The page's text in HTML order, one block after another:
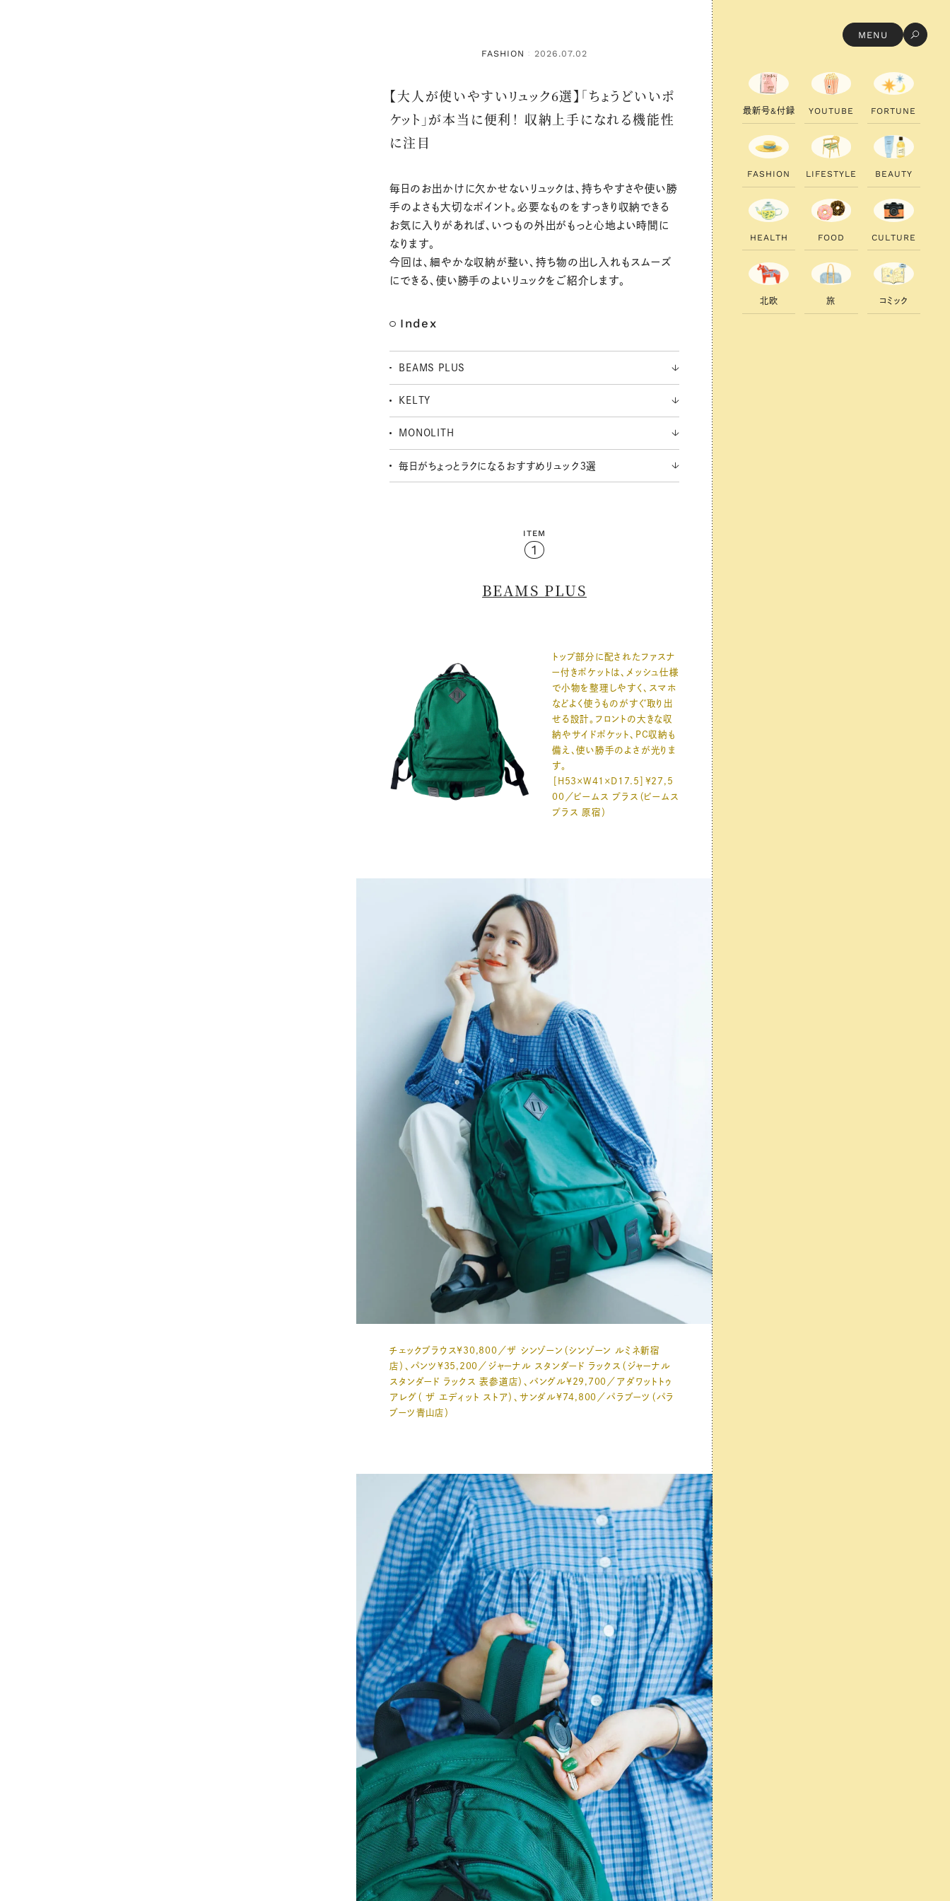
MENU
FASHION ： 2026.07.02
【大人が使いやすいリュック6選】「ちょうどいいポ
ケット」が本当に便利！ 収納上手になれる機能性
に注目
毎日のお出かけに欠かせないリュックは、持ちやすさや使い勝
手のよさも大切なポイント。必要なものをすっきり収納できる
お気に入りがあれば、いつもの外出がもっと心地よい時間に
なります。
今回は、細やかな収納が整い、持ち物の出し入れもスムーズ
にできる、使い勝手のよいリュックをご紹介します。
Index
BEAMS PLUS
KELTY
MONOLITH
毎日がちょっとラクになるおすすめリュック３選
ITEM
1
BEAMS PLUS
トップ部分に配されたファスナ
ー付きポケットは、メッシュ仕様
で小物を整理しやすく、スマホ
などよく使うものがすぐ取り出
せる設計。フロントの大きな収
納やサイドポケット、PC収納も
備え、使い勝手のよさが光りま
す。
［H53×W41×D17.5］¥27,5
00／ビームス プラス（ビームス
プラス 原宿）
チェックブラウス¥30,800／ザ シンゾーン（シンゾーン ルミネ新宿
店）、パンツ¥35,200／ジャーナル スタンダード ラックス（ジャーナル
スタンダード ラックス 表参道店）、バングル¥29,700／アダワットトゥ
アレグ（ ザ エディット ストア）、サンダル¥74,800／パラブーツ（パラ
ブーツ青山店）
最新号&付録 YOUTU B E FORTU N E
FAS H ION LI FESTYLE B EAUTY
H EALTH FOOD CU LTU RE
北欧 旅 コ ミ ック